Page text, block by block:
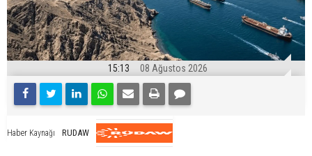
15:13 08 Ağustos 2026
Haber Kaynağı RUDAW